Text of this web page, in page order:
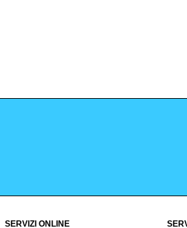
SERVIZI ONLINE